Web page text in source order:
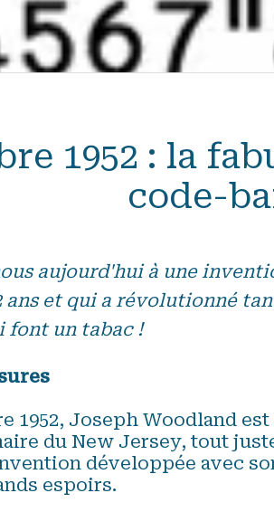
1952 : la
code-
aujourd'hui à une
ans et qui a révolutionné
font un tabac !
1952, Joseph Woodland
du New Jersey, tout
développée avec
espoirs.